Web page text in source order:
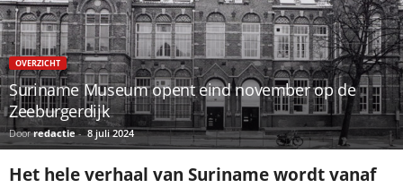
OVERZICHT
Suriname Museum opent eind november op de
Zeeburgerdijk
Door redactie- 8 juli 2024
Het hele verhaal van Suriname wordt vanaf